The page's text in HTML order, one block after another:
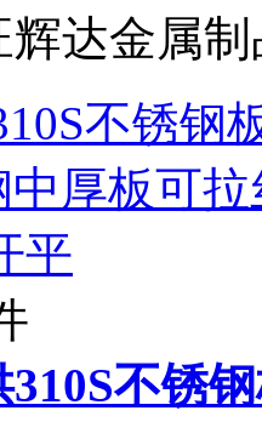
辉达金属
310S不锈